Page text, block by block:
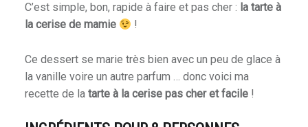
C’est simple, bon, rapide à faire et pas cher : la tarte à
la cerise de mamie
!
Ce dessert se marie très bien avec un peu de glace à
la vanille voire un autre parfum … donc voici ma
recette de la tarte à la cerise pas cher et facile!